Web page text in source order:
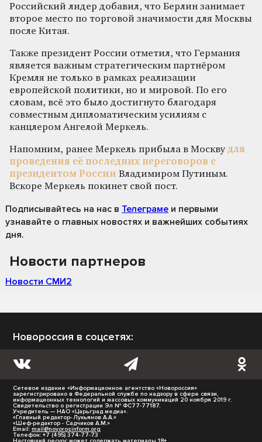
Российский лидер добавил, что Берлин занимает
второе место по торговой значимости для Москвы
после Китая.
Также президент России отметил, что Германия
является важным стратегическим партнёром
Кремля не только в рамках реализации
европейской политики, но и мировой. По его
словам, всё это было достигнуто благодаря
совместным дипломатическим усилиям с
канцлером Ангелой Меркель.
Напомним, ранее Меркель прибыла в Москвудля
проведения её последних переговоров с
президентом России Владимиром Путиным.
Вскоре Меркель покинет свой пост.
Подписывайтесь на нас в Телеграме и первыми
узнавайте о главных новостях и важнейших событиях
дня.
Новости партнеров
Новости СМИ2
Новороссия в соцсетях:
Сетевое издание «Информационное агентство «Новороссия»
зарегистрировано в Федеральной службе по надзору в сфере связи,
информационных технологий и массовых коммуникаций 20 ноября 2019 г.
Свидетельство о регистрации Эл № ФС77-77187.
Учредитель — НАО «Царьград медиа».
«Главный редактор- Лукьянов А.А.»
«Шеф-редактор - Садчиков А.М.»
Email: mail@novorosinform.org
Телефон: +7 (495) 374-77-73